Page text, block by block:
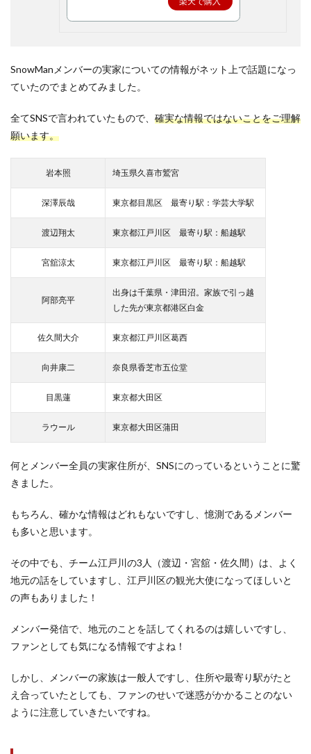
SnowManメンバーの実家についての情報がネット上で話題になっ
ていたのでまとめてみました。
全てSNSで言われていたもので、 確実な情報ではないことをご理解
願います。
岩本照 埼玉県久喜市鷲宮
深澤辰哉 東京都目黒区 最寄り駅：学芸大学駅
渡辺翔太 東京都江戸川区 最寄り駅：船越駅
宮舘涼太 東京都江戸川区 最寄り駅：船越駅
阿部亮平
出身は千葉県・津田沼。家族で引っ越
した先が東京都港区白金
佐久間大介 東京都江戸川区葛西
向井康二 奈良県香芝市五位堂
目黒蓮 東京都大田区
ラウール 東京都大田区蒲田
何とメンバー全員の実家住所が、SNSにのっているということに驚
きました。
もちろん、確かな情報はどれもないですし、憶測であるメンバー
も多いと思います。
その中でも、チーム江戸川の3人（渡辺・宮舘・佐久間）は、よく
地元の話をしていますし、江戸川区の観光大使になってほしいと
の声もありました！
メンバー発信で、地元のことを話してくれるのは嬉しいですし、
ファンとしても気になる情報ですよね！
しかし、メンバーの家族は一般人ですし、住所や最寄り駅がたと
え合っていたとしても、ファンのせいで迷惑がかかることのない
ように注意していきたいですね。